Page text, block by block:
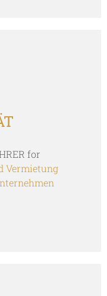
for
Vermietung